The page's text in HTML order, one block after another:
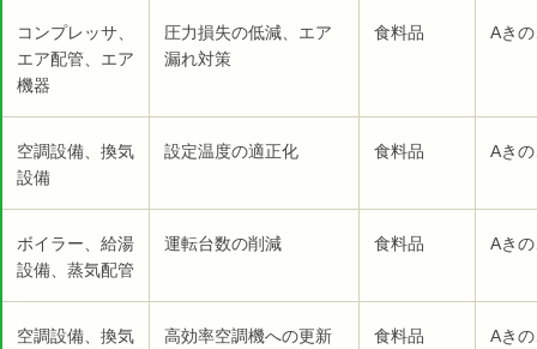
コンプレッサ、
エア配管、エア
機器
圧力損失の低減、エア
漏れ対策
食料品 Aき
空調設備、換気
設備
設定温度の適正化 食料品 Aき
ボイラー、給湯
設備、蒸気配管
運転台数の削減 食料品 Aき
空調設備、換気
高効率空調機への更新 食料品 Aき